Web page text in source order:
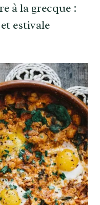
à la grecque :
estivale